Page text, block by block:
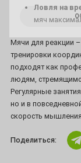
Ловля на
мяч
Мячи для реакции
тренировки
подходят как
людям,
Регулярные
но и в
скорость мышления.
Поделиться: